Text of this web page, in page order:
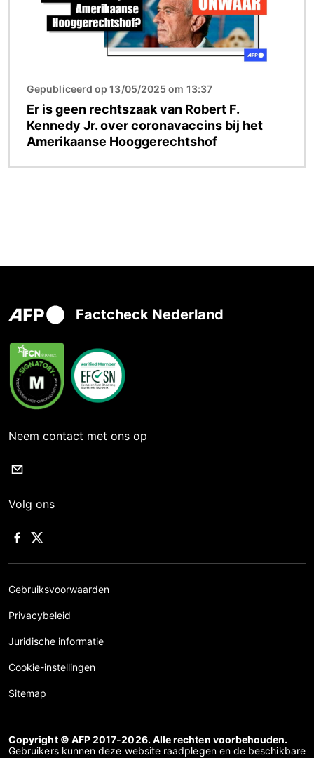
Gepubliceerd op 13/05/2025 om 13:37
Er is geen rechtszaak van Robert F.
Kennedy Jr. over coronavaccins bij het
Amerikaanse Hooggerechtshof
Factcheck Nederland
Neem contact met ons op
Volg ons
Gebruiksvoorwaarden
Privacybeleid
Juridische informatie
Cookie-instellingen
Sitemap
Copyright © AFP 2017-2026. Alle rechten voorbehouden.
Gebruikers kunnen deze website raadplegen en de beschikbare